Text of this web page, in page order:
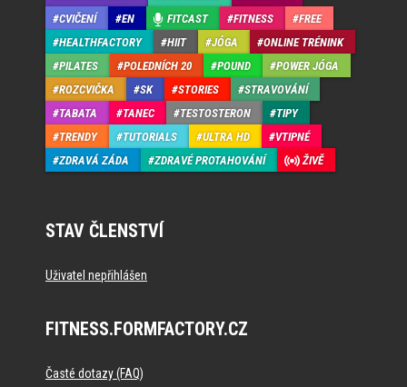
CVIČENÍ
EN FITCAST FITNESS
FREE
HEALTHFACTORY
HIIT JÓGA
ONLINE TRÉNINK
PILATES
POLEDNÍCH 20 POUND
POWER JÓGA
ROZCVIČKA
SK STORIES
STRAVOVÁNÍ
TABATA
TANEC TESTOSTERON
TIPY
TRENDY
TUTORIALS ULTRA HD
VTIPNÉ
ZDRAVÁ ZÁDA
ZDRAVÉ PROTAHOVÁNÍ ŽIVĚ
STAV ČLENSTVÍ
Uživatel nepřihlášen
FITNESS.FORMFACTORY.CZ
Časté dotazy (FAQ)